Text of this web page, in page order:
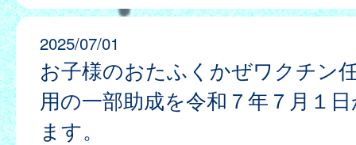
2025/07/01
お子様のおたふくかぜワクチン
用の一部助成を令和７年７月１
ます。